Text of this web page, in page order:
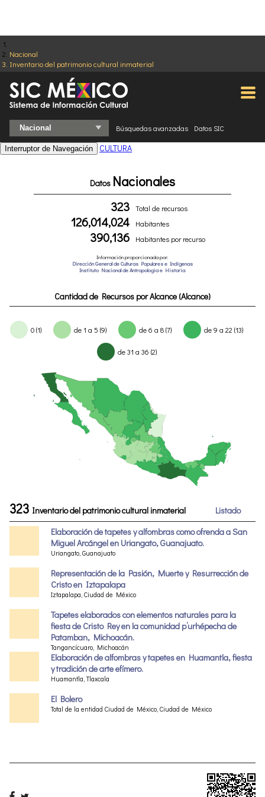
Nacional
Inventario del patrimonio cultural inmaterial
Búsquedas avanzadas Datos SIC
Interruptor de Navegación CULTURA
Datos Nacionales
323 Total de recursos
126,014,024 Habitantes
390,136 Habitantes por recurso
Información proporcionada por:
Dirección General de Culturas Populares e Indígenas
Instituto Nacional de Antropologia e Historia
323 Inventario del patrimonio cultural inmaterial
Listado
Elaboración de tapetes y alfombras como ofrenda a San
Miguel Arcángel en Uriangato, Guanajuato.
Uriangato, Guanajuato
Representación de la Pasión, Muerte y Resurrección de
Cristo en Iztapalapa
Iztapalapa, Ciudad de México
Tapetes elaborados con elementos naturales para la
fiesta de Cristo Rey en la comunidad p’urhépecha de
Patamban, Michoacán.
Tangancícuaro, Michoacán
Elaboración de alfombras y tapetes en Huamantla, fiesta
y tradición de arte efímero.
Huamantla, Tlaxcala
El Bolero
Total de la entidad Ciudad de México, Ciudad de México
Cantidad de Recursos por Alcance (Alcance)
0 (1) de 1 a 5 (9) de 6 a 8 (7) de 9 a 22 (13)
de 31 a 36 (2)